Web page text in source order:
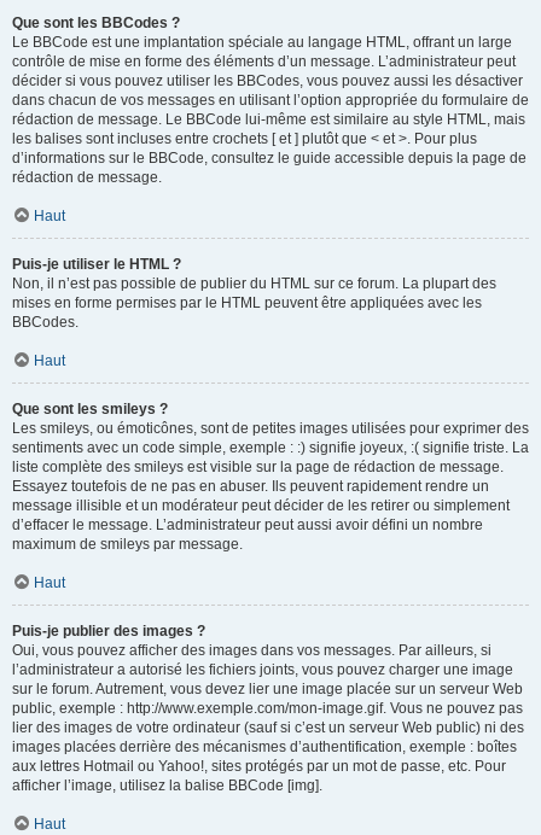
Que sont les BBCodes ?
Le BBCode est une implantation spéciale au langage HTML, offrant un large
contrôle de mise en forme des éléments d’un message. L’administrateur peut
décider si vous pouvez utiliser les BBCodes, vous pouvez aussi les désactiver
dans chacun de vos messages en utilisant l’option appropriée du formulaire de
rédaction de message. Le BBCode lui-même est similaire au style HTML, mais
les balises sont incluses entre crochets [ et ] plutôt que < et >. Pour plus
d’informations sur le BBCode, consultez le guide accessible depuis la page de
rédaction de message.
Haut
Puis-je utiliser le HTML ?
Non, il n’est pas possible de publier du HTML sur ce forum. La plupart des
mises en forme permises par le HTML peuvent être appliquées avec les
BBCodes.
Haut
Que sont les smileys ?
Les smileys, ou émoticônes, sont de petites images utilisées pour exprimer des
sentiments avec un code simple, exemple : :) signifie joyeux, :( signifie triste. La
liste complète des smileys est visible sur la page de rédaction de message.
Essayez toutefois de ne pas en abuser. Ils peuvent rapidement rendre un
message illisible et un modérateur peut décider de les retirer ou simplement
d’effacer le message. L’administrateur peut aussi avoir défini un nombre
maximum de smileys par message.
Haut
Puis-je publier des images ?
Oui, vous pouvez afficher des images dans vos messages. Par ailleurs, si
l’administrateur a autorisé les fichiers joints, vous pouvez charger une image
sur le forum. Autrement, vous devez lier une image placée sur un serveur Web
public, exemple : http://www.exemple.com/mon-image.gif. Vous ne pouvez pas
lier des images de votre ordinateur (sauf si c’est un serveur Web public) ni des
images placées derrière des mécanismes d’authentification, exemple : boîtes
aux lettres Hotmail ou Yahoo!, sites protégés par un mot de passe, etc. Pour
afficher l’image, utilisez la balise BBCode [img].
Haut